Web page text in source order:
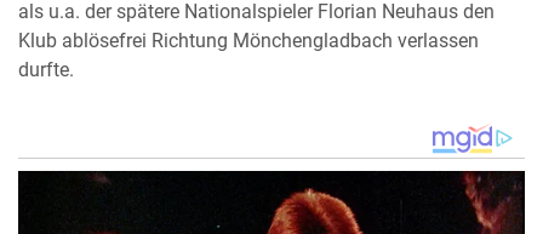
als u.a. der spätere Nationalspieler Florian Neuhaus den
Klub ablösefrei Richtung Mönchengladbach verlassen
durfte.